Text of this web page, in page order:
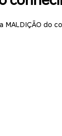
MALDIÇÃO do